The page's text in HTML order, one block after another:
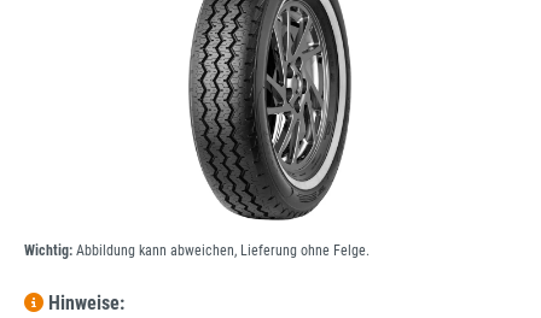
Wichtig: Abbildung kann abweichen, Lieferung ohne Felge.
Hinweise: